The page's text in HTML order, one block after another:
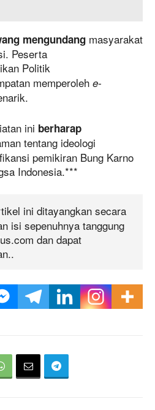
mengundang masyarakat
Peserta
Politik
memperoleh e-
ini berharap
tentang ideologi
pemikiran Bung Karno
Indonesia.***
ini ditayangkan secara
isi sepenuhnya tanggung
dan dapat